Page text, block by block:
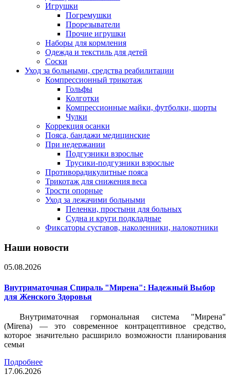
Игрушки
Погремушки
Прорезыватели
Прочие игрушки
Наборы для кормления
Одежда и текстиль для детей
Соски
Уход за больными, средства реабилитации
Компрессионный трикотаж
Гольфы
Колготки
Компрессионные майки, футболки, шорты
Чулки
Коррекция осанки
Пояса, бандажи медицинские
При недержании
Подгузники взрослые
Трусики-подгузники взрослые
Противорадикулитные пояса
Трикотаж для снижения веса
Трости опорные
Уход за лежачими больными
Пеленки, простыни для больных
Судна и круги подкладные
Фиксаторы суставов, наколенники, налокотники
Наши новости
05.08.2026
Внутриматочная Спираль "Мирена": Надежный Выбор
для Женского Здоровья
Внутриматочная гормональная система "Мирена"
(Mirena) — это современное контрацептивное средство,
которое значительно расширило возможности планирования
семьи
Подробнее
17.06.2026